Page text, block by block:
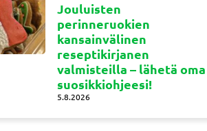
Jouluisten
perinneruokien
kansainvälinen
reseptikirjanen
valmisteilla – lähetä oma
suosikkiohjeesi!
5.8.2026